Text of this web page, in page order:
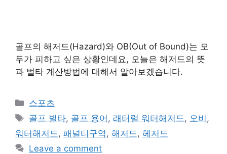
골프의 해저드(Hazard)와 OB(Out of Bound)는 모
두가 피하고 싶은 상황인데요, 오늘은 해저드의 뜻
과 벌타 계산방법에 대해서 알아보겠습니다.
Categories
스포츠
Tags
골프 벌타, 골프 용어 , 래터럴 워터해저드 , 오비 ,
워터해저드 , 패널티구역 , 해저드 , 헤저드
Leave a comment